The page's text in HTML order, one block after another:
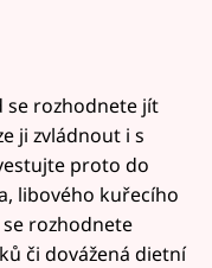
se rozhodnete jít
ji zvládnout i s
proto do
libového kuřecího
se rozhodnete
či dovážená dietní